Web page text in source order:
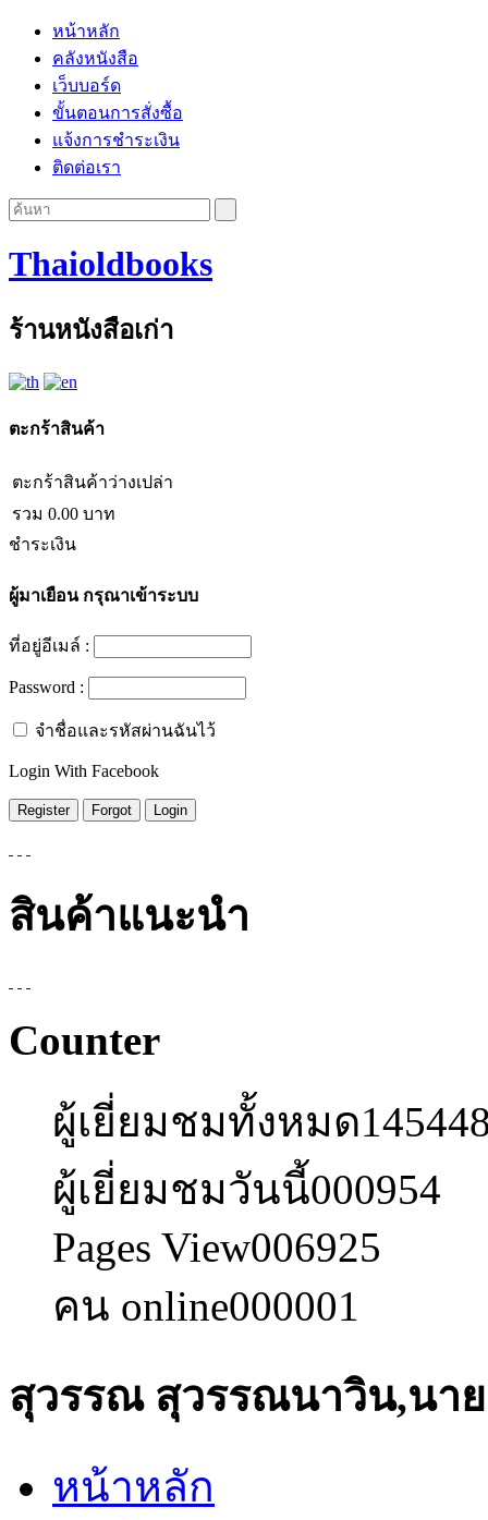
หน้าหลัก
คลังหนังสือ
เว็บบอร์ด
ขั้นตอนการสั่งซื้อ
แจ้งการชำระเงิน
ติดต่อเรา
Thaioldbooks
ร้านหนังสือเก่า
ตะกร้าสินค้า
ตะกร้าสินค้าว่างเปล่า
รวม 0.00 บาท
ชำระเงิน
ผู้มาเยือนกรุณาเข้าระบบ
ที่อยู่อีเมล์ :
Password :
จำชื่อและรหัสผ่านฉันไว้
Login With Facebook
สินค้าแนะนำ
Counter
ผู้เยี่ยมชมทั้งหมด
ผู้เยี่ยมชมวันนี้000954
Pages View006925
คน online000001
สุวรรณ สุวรรณนาวิน,นาย
หน้าหลัก